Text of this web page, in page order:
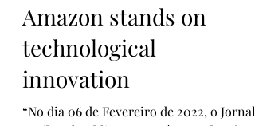
Development of the
Amazon stands on
technological
innovation